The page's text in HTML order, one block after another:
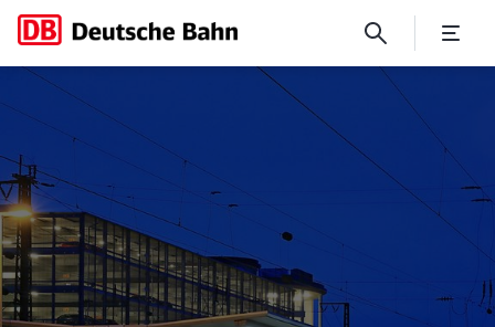
No Page Title